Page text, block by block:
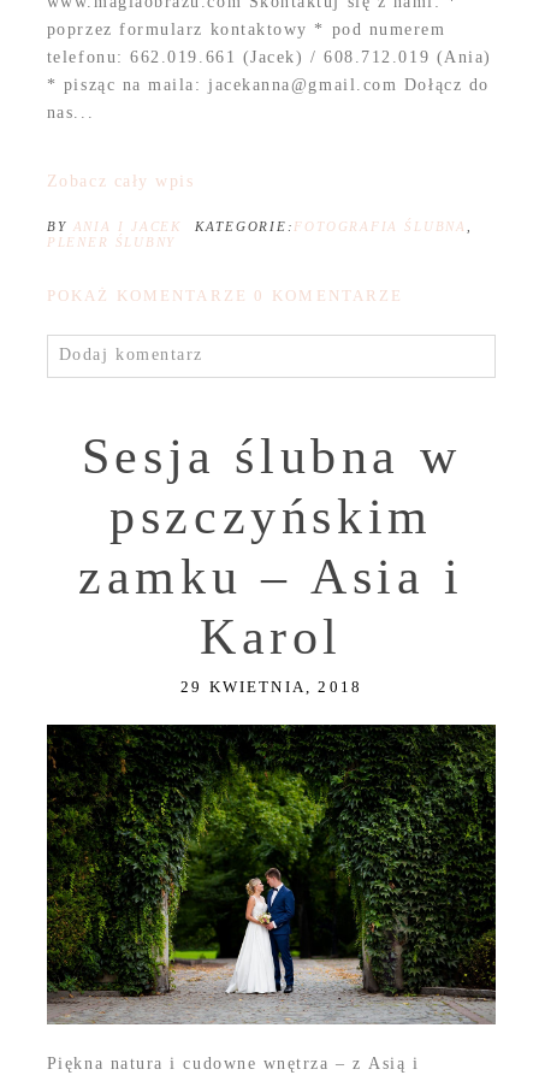
poprzez formularz kontaktowy * pod numerem
telefonu: 662.019.661 (Jacek) / 608.712.019 (Ania)
* pisząc na maila: jacekanna@gmail.com Dołącz do
nas...
Zobacz cały wpis
BY ANIA I JACEK KATEGORIE: FOTOGRAFIA ŚLUBNA
PLENER ŚLUBNY
POKAŻ KOMENTARZE 0 KOMENTARZE
Dodaj komentarz
Sesja ślubna w
pszczyńskim
zamku – Asia i
Karol
29 KWIETNIA, 2018
Piękna natura i cudowne wnętrza – z Asią i